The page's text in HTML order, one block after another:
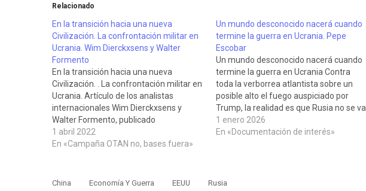
Relacionado
En la transición hacia una nueva
Civilización. La confrontación militar en
Ucrania. Wim Dierckxsens y Walter
Formento
En la transición hacia una nueva
Civilización. . La confrontación militar en
Ucrania. Artículo de los analistas
internacionales Wim Dierckxsens y
Walter Formento, publicado
originalmente en el blog de Wim
Dierckxsens el 29 de marzo de 2022. En
1 abril 2022
En «Campaña OTAN no, bases fuera»
Un mundo desconocido nacerá cuando
termine la guerra en Ucrania. Pepe
Escobar
Un mundo desconocido nacerá cuando
termine la guerra en Ucrania Contra
toda la verborrea atlantista sobre un
posible alto el fuego auspiciado por
Trump, la realidad es que Rusia no se va
a dejar engañar porque sabe que tiene
la guerra técnicamente ganada y
1 enero 2026
En «Documentación de interés»
China Economía Y Guerra EEUU Rusia